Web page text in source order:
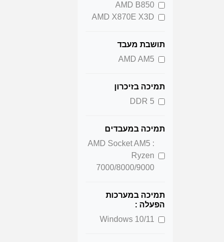
AMD B850
AMD X870E X3D
תושבת מעבד
AMD AM5
תמיכה בזיכרון
DDR 5
תמיכה במעבדים
AMD Socket AM5 :
Ryzen
7000/8000/9000
תמיכה במערכות
הפעלה :
Windows 10/11